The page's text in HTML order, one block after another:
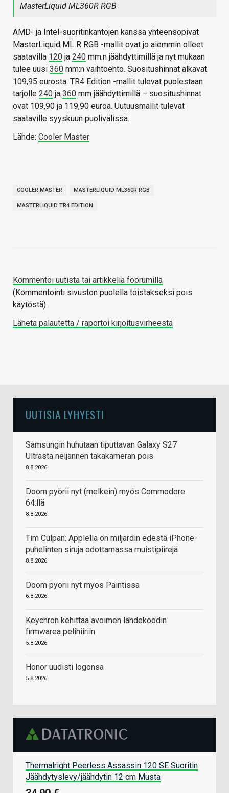
MasterLiquid ML360R RGB
AMD- ja Intel-suoritinkantojen kanssa yhteensopivat
MasterLiquid ML R RGB -mallit ovat jo aiemmin olleet
saatavilla 120 ja 240 mm:n jäähdyttimillä ja nyt mukaan
tulee uusi 360 mm:n vaihtoehto. Suositushinnat alkavat
109,95 eurosta. TR4 Edition -mallit tulevat puolestaan
tarjolle 240 ja 360 mm jäähdyttimillä – suositushinnat
ovat 109,90 ja 119,90 euroa. Uutuusmallit tulevat
saataville syyskuun puolivälissä.
Lähde: Cooler Master
COOLER MASTER MASTERLIQUID ML360R RGB
MASTERLIQUID TR4 EDITION
Kommentoi uutista tai artikkelia foorumilla
(Kommentointi sivuston puolella toistakseksi pois
käytöstä)
Lähetä palautetta / raportoi kirjoitusvirheestä
UUTISIA LYHYESTI
Samsungin huhutaan tiputtavan Galaxy S27
Ultrasta neljännen takakameran pois
8.8.2026
Doom pyörii nyt (melkein) myös Commodore
64:llä
8.8.2026
Tim Culpan: Applella on miljardin edestä iPhone-
puhelinten siruja odottamassa muistipiirejä
8.8.2026
Doom pyörii nyt myös Paintissa
6.8.2026
Keychron kehittää avoimen lähdekoodin
firmwarea pelihiiriin
5.8.2026
Honor uudisti logonsa
5.8.2026
Thermalright Peerless Assassin 120 SE Suoritin
Jäähdytyslevy/jäähdytin 12 cm Musta